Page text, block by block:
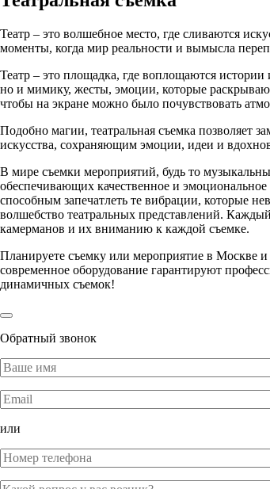
Театр – это волшебное место, где сливаются
моменты, когда мир реальности и вымысла
Театр – это площадка, где воплощаются
но и мимику, жесты, эмоции, которые
чтобы на экране можно было почувствовать
Подобно магии, театральная съемка позволяет
искусства, сохраняющим эмоции, идеи и
В мире съемки мероприятий, будь то
обеспечивающих качественное и
способным запечатлеть те вибрации, которые
волшебство театральных представлений.
камерманов и их вниманию к каждой съемке.
Планируете съемку или мероприятие в Москве
современное оборудование гарантируют
динамичных съемок!
Обратный звонок
или